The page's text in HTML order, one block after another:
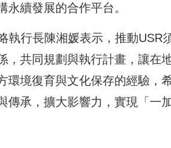
續發展的合作平台。
執行長陳湘媛表示，推動USR
，共同規劃與執行計畫，讓在
環境復育與文化保存的經驗，
傳承，擴大影響力，實現「一